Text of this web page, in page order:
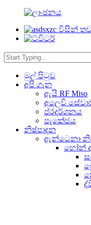
මුල් පිටුව
අපි ගැන
ඇයි RF Miso
අලෙවි
ප්රදර්ශනය
පැකේජය
නිෂ්පාදන
ඇන්ටෙනා
හෝන්